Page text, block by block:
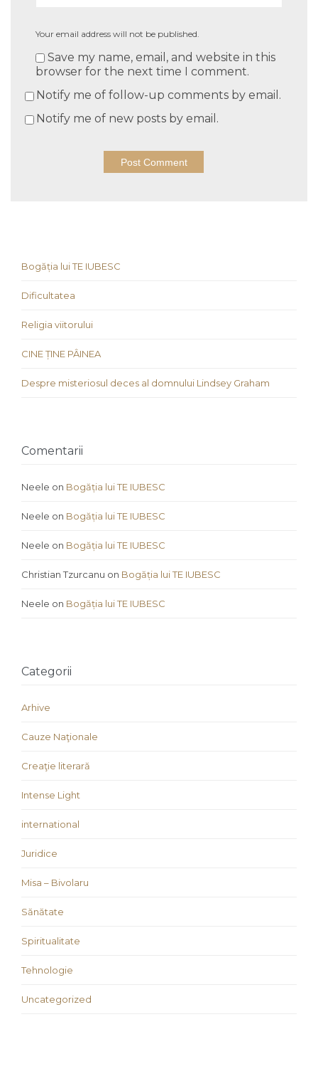
Your email address will not be published.
Save my name, email, and website in this
browser for the next time I comment.
Notify me of follow-up comments by email.
Notify me of new posts by email.
Bogăția lui TE IUBESC
Dificultatea
Religia viitorului
CINE ȚINE PÂINEA
Despre misteriosul deces al domnului Lindsey Graham
Comentarii
Neele on Bogăția lui TE IUBESC
Neele on Bogăția lui TE IUBESC
Neele on Bogăția lui TE IUBESC
Christian Tzurcanu on Bogăția lui TE IUBESC
Neele on Bogăția lui TE IUBESC
Categorii
Arhive
Cauze Naţionale
Creaţie literară
Intense Light
international
Juridice
Misa – Bivolaru
Sănătate
Spiritualitate
Tehnologie
Uncategorized